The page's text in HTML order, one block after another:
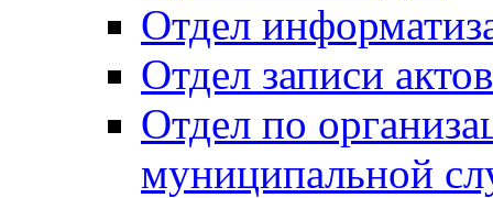
Отдел
Отдел записи
Отдел по
муниципальной